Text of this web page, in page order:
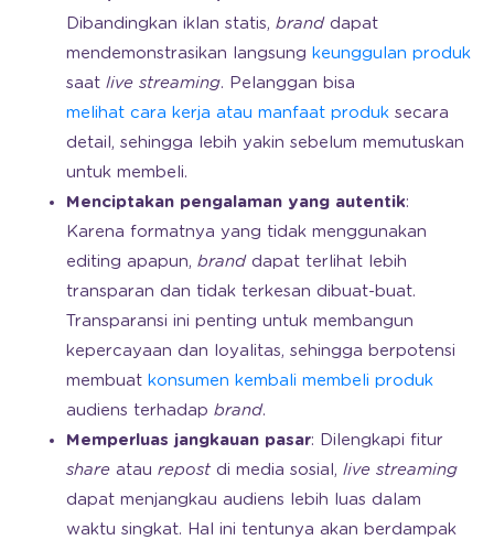
Dibandingkan iklan statis, brand dapat
mendemonstrasikan langsung keunggulan produk
saat live streaming. Pelanggan bisa
melihat cara kerja atau manfaat produk secara
detail, sehingga lebih yakin sebelum memutuskan
untuk membeli.
Menciptakan pengalaman yang autentik:
Karena formatnya yang tidak menggunakan
editing apapun, brand dapat terlihat lebih
transparan dan tidak terkesan dibuat-buat.
Transparansi ini penting untuk membangun
kepercayaan dan loyalitas, sehingga berpotensi
membuat konsumen kembali membeli produk
audiens terhadap brand.
Memperluas jangkauan pasar: Dilengkapi fitur
share atau repostdi media sosial, live streaming
dapat menjangkau audiens lebih luas dalam
waktu singkat. Hal ini tentunya akan berdampak